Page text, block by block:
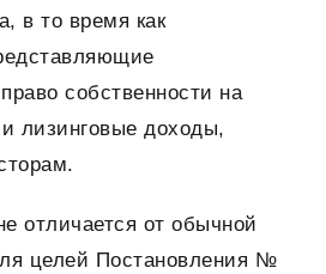
в то время как
собственности на
лизинговые доходы,
отличается от обычной
целей Постановления №